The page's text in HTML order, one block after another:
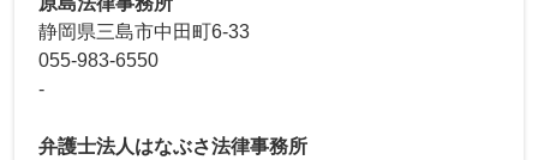
静岡県三島市中田町6-33
055-983-6550
-
弁護士法人はなぶさ法律事務所